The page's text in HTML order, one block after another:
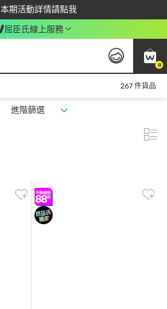
本期活動詳情請點我
下載app最高回饋$350
屈臣氏線上服務
0
267 件貨品
進階篩選